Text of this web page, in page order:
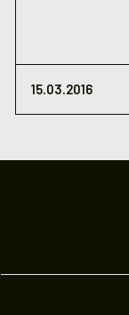
15.03.2016